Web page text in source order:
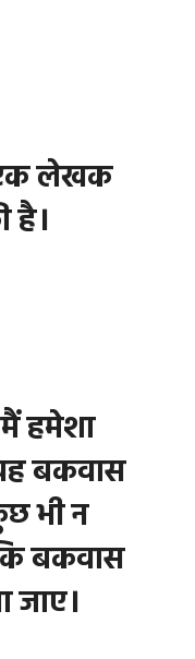
एक लेखक
है।
हमेशा
बकवास
भी न
बकवास
जाए।